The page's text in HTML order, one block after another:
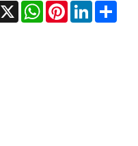
X WhatsAppPinterestLinkedInShare